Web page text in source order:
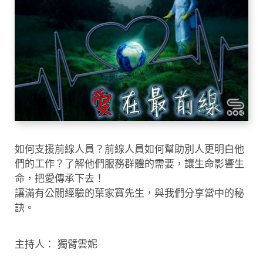
如何支援前線人員？前線人員如何幫助別人更明白他
們的工作？了解他們服務群體的需要，讓生命影響生
命，把愛傳承下去！
讓滿有公關經驗的葉家寶先生，與我們分享當中的秘
訣。
主持人： 獨臂雲妮